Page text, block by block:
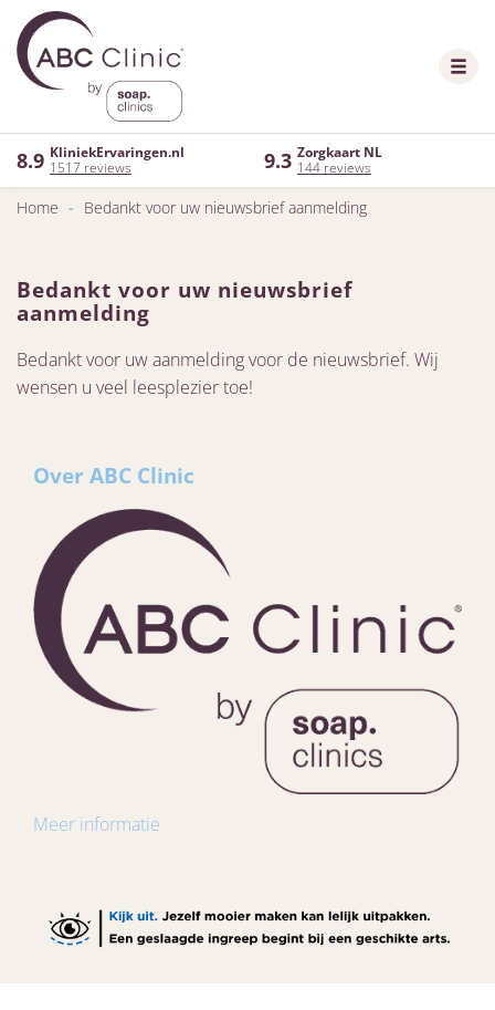
8.9 KliniekErvaringen.nl
1517 reviews
9.3 Zorgkaart NL
144 reviews
Home - Bedankt voor uw nieuwsbrief aanmelding
Bedankt voor uw nieuwsbrief
aanmelding
Bedankt voor uw aanmelding voor de nieuwsbrief. Wij
wensen u veel leesplezier toe!
Over ABC Clinic
Meer informatie